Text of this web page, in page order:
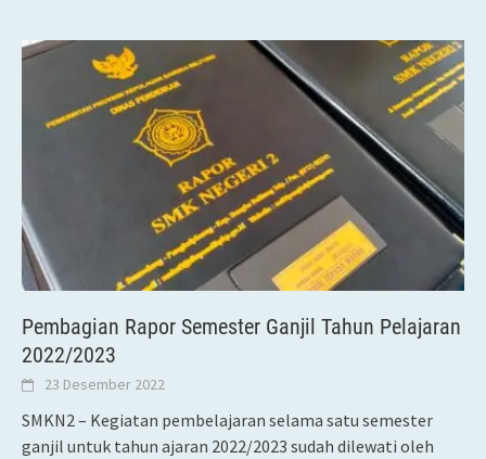
Pembagian Rapor Semester Ganjil Tahun Pelajaran
2022/2023
23 Desember 2022
SMKN2 – Kegiatan pembelajaran selama satu semester
ganjil untuk tahun ajaran 2022/2023 sudah dilewati oleh